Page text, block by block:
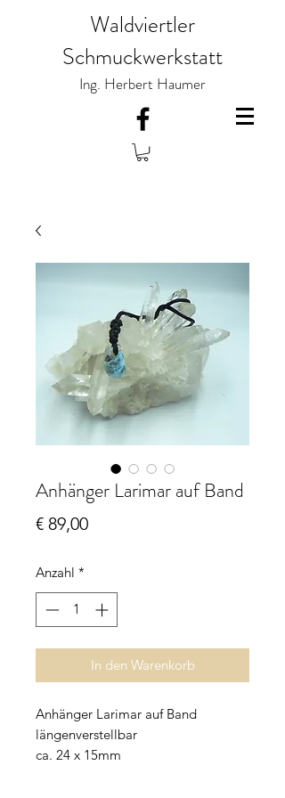
Waldviertler
Schmuckwerkstatt
Ing. Herbert Haumer
Anhänger Larimar auf Band
€ 89,00Preis
Anzahl *
In den Warenkorb
Anhänger Larimar auf Band
längenverstellbar
ca. 24 x 15mm